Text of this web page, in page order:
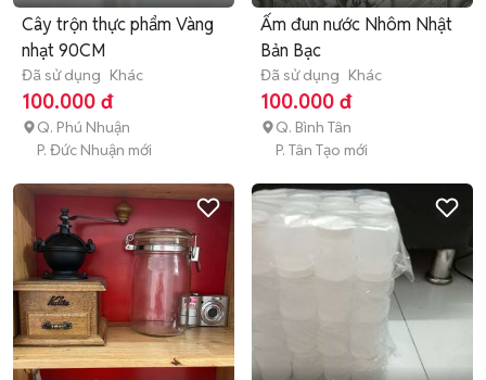
Cây trộn thực phẩm Vàng
nhạt 90CM
Đã sử dụng Khác
100.000 đ
Q. Phú Nhuận
P. Đức Nhuận mới
Ấm đun nước Nhôm Nhật
Bản Bạc
Đã sử dụng Khác
100.000 đ
Q. Bình Tân
P. Tân Tạo mới